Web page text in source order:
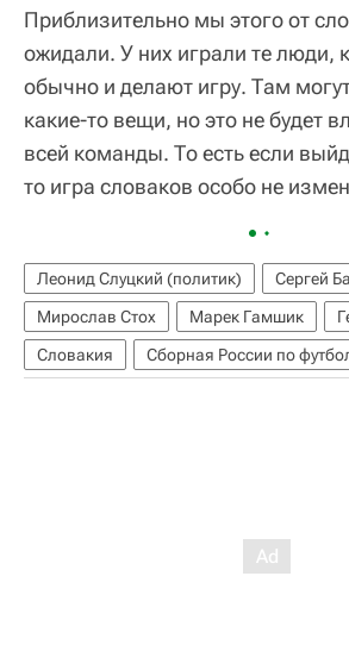
Приблизительно мы этого от
ожидали. У них играли те люди,
обычно и делают игру. Там
какие-то вещи, но это не будет
всей команды. То есть если
то игра словаков особо не
Леонид Слуцкий (политик)
Сергей
Мирослав Стох
Марек Гамшик
Словакия
Сборная России по